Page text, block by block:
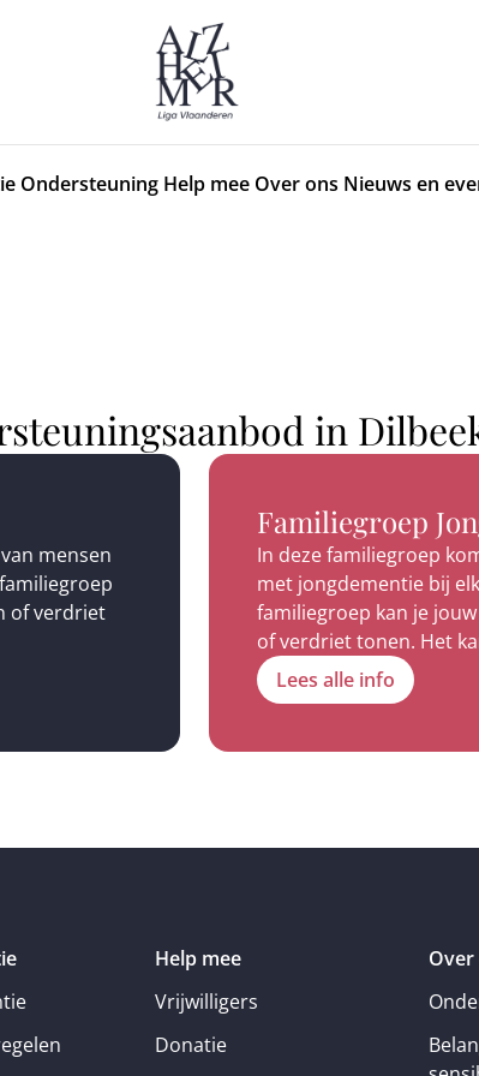
Ondersteuning Help mee Over ons Nieuws en
in
mensen
of verdriet
Familiegroep
In deze familiegroep
met jongdementie bij
familiegroep kan je
of verdriet tonen. Het
Lees alle info
Help mee
Vrijwilligers
Donatie
Over